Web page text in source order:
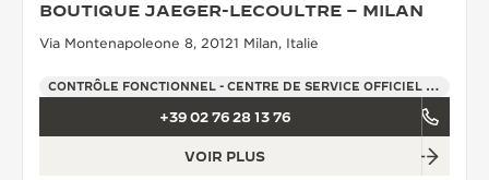
BOUTIQUE JAEGER-LECOULTRE – MILAN
Via Montenapoleone 8, 20121 Milan, Italie
CONTRÔLE FONCTIONNEL - CENTRE DE SERVICE OFFICIEL - POINT DE VENTE
+39 02 76 28 13 76
VOIR PLUS